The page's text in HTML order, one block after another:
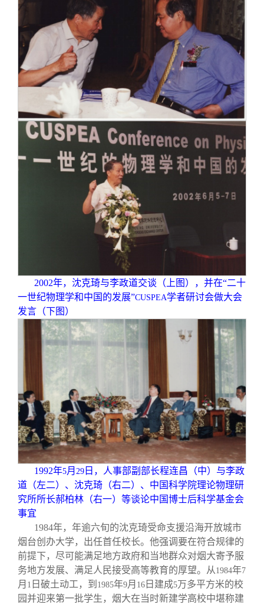
2002年，沈克琦与李政道交谈（上图），并在“二十
一世纪物理学和中国的发展”CUSPEA学者研讨会做大会
发言（下图）
1992年5月 29 日，人事部副部长程连昌（中）与李政
道（左二）、沈克琦（右二）、中国科学院理论物理研
究所所长郝柏林（右一）等谈论中国博士后科学基金会
事宜
1984年，年逾六旬的沈克琦受命支援沿海开放城市
烟台创办大学，出任首任校长。他强调要在符合规律的
前提下，尽可能满足地方政府和当地群众对烟大寄予服
务地方发展、满足人民接受高等教育的厚望。从1984年7
月 1 日破土动工，到 1985年9月 16 日建成5万多平方米的校
园并迎来第一批学生，烟大在当时新建学高校中堪称建